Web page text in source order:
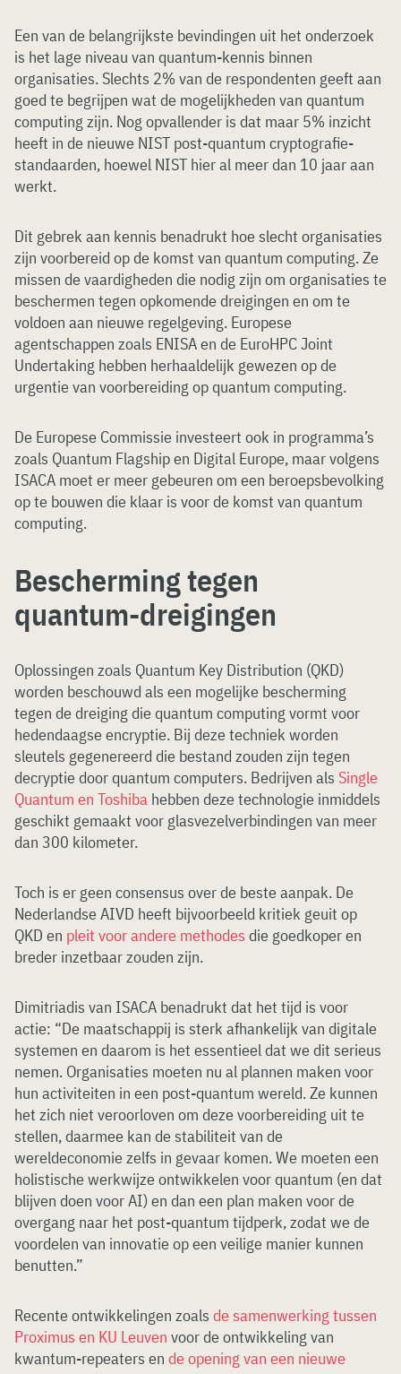
Een van de belangrijkste bevindingen uit het onderzoek
is het lage niveau van quantum-kennis binnen
organisaties. Slechts 2% van de respondenten geeft aan
goed te begrijpen wat de mogelijkheden van quantum
computing zijn. Nog opvallender is dat maar 5% inzicht
heeft in de nieuwe NIST post-quantum cryptografie-
standaarden, hoewel NIST hier al meer dan 10 jaar aan
werkt.
Dit gebrek aan kennis benadrukt hoe slecht organisaties
zijn voorbereid op de komst van quantum computing. Ze
missen de vaardigheden die nodig zijn om organisaties te
beschermen tegen opkomende dreigingen en om te
voldoen aan nieuwe regelgeving. Europese
agentschappen zoals ENISA en de EuroHPC Joint
Undertaking hebben herhaaldelijk gewezen op de
urgentie van voorbereiding op quantum computing.
De Europese Commissie investeert ook in programma’s
zoals Quantum Flagship en Digital Europe, maar volgens
ISACA moet er meer gebeuren om een beroepsbevolking
op te bouwen die klaar is voor de komst van quantum
computing.
Bescherming tegen
quantum-dreigingen
Oplossingen zoals Quantum Key Distribution (QKD)
worden beschouwd als een mogelijke bescherming
tegen de dreiging die quantum computing vormt voor
hedendaagse encryptie. Bij deze techniek worden
sleutels gegenereerd die bestand zouden zijn tegen
decryptie door quantum computers. Bedrijven als Single
Quantum en Toshiba hebben deze technologie inmiddels
geschikt gemaakt voor glasvezelverbindingen van meer
dan 300 kilometer.
Toch is er geen consensus over de beste aanpak. De
Nederlandse AIVD heeft bijvoorbeeld kritiek geuit op
QKD en pleit voor andere methodes die goedkoper en
breder inzetbaar zouden zijn.
Dimitriadis van ISACA benadrukt dat het tijd is voor
actie: “De maatschappij is sterk afhankelijk van digitale
systemen en daarom is het essentieel dat we dit serieus
nemen. Organisaties moeten nu al plannen maken voor
hun activiteiten in een post-quantum wereld. Ze kunnen
het zich niet veroorloven om deze voorbereiding uit te
stellen, daarmee kan de stabiliteit van de
wereldeconomie zelfs in gevaar komen. We moeten een
holistische werkwijze ontwikkelen voor quantum (en dat
blijven doen voor AI) en dan een plan maken voor de
overgang naar het post-quantum tijdperk, zodat we de
voordelen van innovatie op een veilige manier kunnen
benutten.”
Recente ontwikkelingen zoals de samenwerking tussen
Proximus en KU Leuven voor de ontwikkeling van
kwantum-repeaters en de opening van een nieuwe